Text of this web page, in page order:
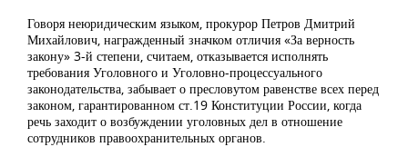
Говоря неюридическим языком, прокурор Петров Дмитрий
Михайлович, награжденный значком отличия «За верность
закону» 3-й степени, считаем, отказывается исполнять
требования Уголовного и Уголовно-процессуального
законодательства, забывает о пресловутом равенстве всех перед
законом, гарантированном ст.19 Конституции России, когда
речь заходит о возбуждении уголовных дел в отношение
сотрудников правоохранительных органов.